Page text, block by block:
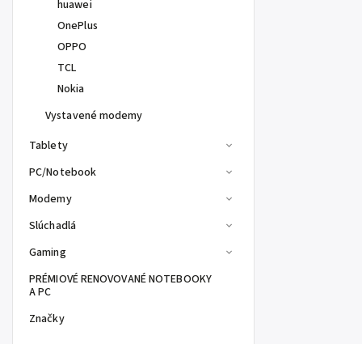
huawei
OnePlus
OPPO
TCL
Nokia
Vystavené modemy
Tablety
PC/Notebook
Modemy
Slúchadlá
Gaming
PRÉMIOVÉ RENOVOVANÉ NOTEBOOKY
A PC
Značky